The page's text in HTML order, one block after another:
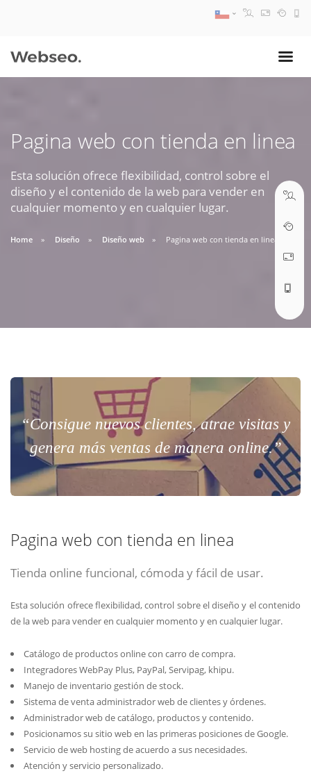
Pagina web con tienda en linea
Esta solución ofrece flexibilidad, control sobre el
diseño y el contenido de la web para vender en
cualquier momento y en cualquier lugar.
Home Diseño Diseño web Pagina web con tienda en linea
“Consigue nuevos clientes, atrae visitas y
genera más ventas de manera online.”
Pagina web con tienda en linea
Tienda online funcional, cómoda y fácil de usar.
Esta solución ofrece flexibilidad, control sobre el diseño y el contenido
de la web para vender en cualquier momento y en cualquier lugar.
Catálogo de productos online con carro de compra.
Integradores WebPay Plus, PayPal, Servipag, khipu.
Manejo de inventario gestión de stock.
Sistema de venta administrador web de clientes y órdenes.
Administrador web de catálogo, productos y contenido.
Posicionamos su sitio web en las primeras posiciones de Google.
Servicio de web hosting de acuerdo a sus necesidades.
Atención y servicio personalizado.
09:30 AM A 18:30 PM
soporte@webseo.cl
ABRIR TICKET